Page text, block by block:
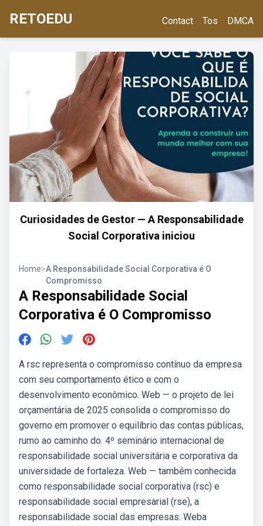
RETOEDU Contact Tos DMCA
Curiosidades de Gestor — A Responsabilidade
Social Corporativa iniciou
Home>A Responsabilidade Social Corporativa é O
Compromisso
A Responsabilidade Social
Corporativa é O Compromisso
A rsc representa o compromisso contínuo da empresa
com seu comportamento ético e com o
desenvolvimento econômico. Web — o projeto de lei
orçamentária de 2025 consolida o compromisso do
governo em promover o equilíbrio das contas públicas,
rumo ao caminho do. 4º seminário internacional de
responsabilidade social universitária e corporativa da
universidade de fortaleza. Web — também conhecida
como responsabilidade social corporativa (rsc) e
responsabilidade social empresarial (rse), a
responsabilidade social das empresas. Weba